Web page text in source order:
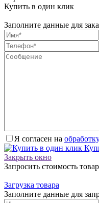
Купить в один клик
Заполните данные для
Я согласен на
Закрыть окно
Запросить стоимость
Загрузка товара
Заполните данные для